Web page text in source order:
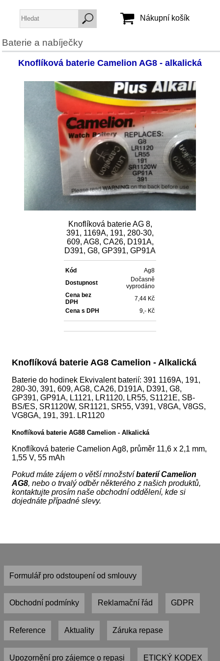
Jméno:
Heslo:
Vytvořit účet
Zapomenuté heslo
Nákupní košík
Baterie a nabíječky
Knoflíková baterie Camelion AG8 - alkalická
Knoflíková baterie AG 8,
391, 1169A, 191, 280-30,
609, AG8, CA26, D191A,
D391, G8, GP391, GP91A
Kód
Ag8
Dostupnost
Dočasně
vyprodáno
Cena bez
DPH
7,44 Kč
Cena s DPH
9,- Kč
Knoflíková baterie AG8 Camelion - Alkalická
Baterie do hodinek Ekvivalent baterií: 391 1169A, 191,
280-30, 391, 609, AG8, CA26, D191A, D391, G8,
GP391, GP91A, L1121, LR1120, LR55, S1121E, SB-
BS/ES, SR1120W, SR1121, SR55, V391, V8GA, V8GS,
VG8GA, 191, 391. LR1120
Knoflíková baterie AG88 Camelion - Alkalická
Knoflíková baterie Camelion Ag8, průměr 11,6 x 2,1 mm,
1,55 V, 55 mAh
Pokud máte zájem o větší množstvíbaterií Camelion
AG8, nebo o trvalý odběr některého z našich produktů,
kontaktujte prosím naše obchodní oddělení, kde si
dojednáte případné slevy.
Formulář pro odstoupení od smlouvy
Obchodní podmínky Reklamační řád GDPR
Reference Aktuality Záruka repase
Upozornění pro zájemce o repasi ETICKÝ KODEX